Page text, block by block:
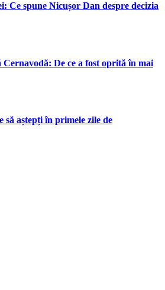
Ce spune Nicușor Dan despre decizia
De ce a fost oprită în mai
să aștepți în primele zile de